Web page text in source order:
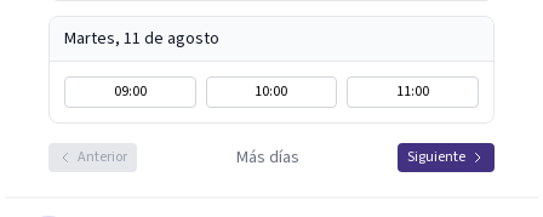
Martes, 11 de agosto
09:00 10:00 11:00
Anterior Más días Siguiente